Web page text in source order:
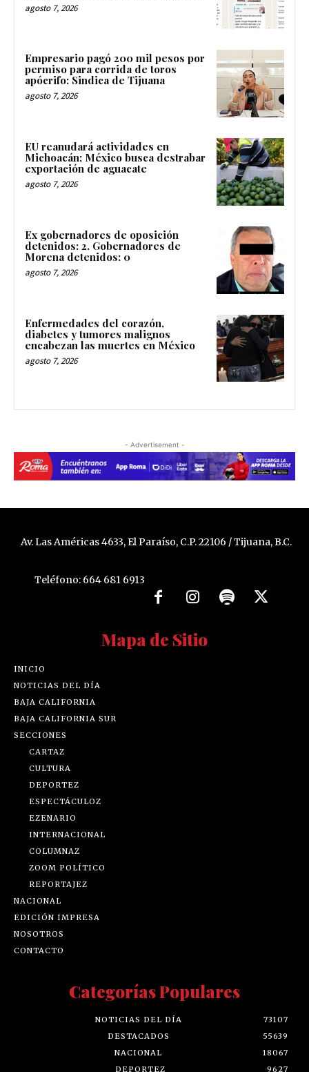
agosto 7, 2026
Empresario pagó 200 mil pesos por
permiso para corrida de toros
apócrifo: Sindica de Tijuana
agosto 7, 2026
EU reanudará actividades en
Michoacán; México busca destrabar
exportación de aguacate
agosto 7, 2026
Ex gobernadores de oposición
detenidos: 2. Gobernadores de
Morena detenidos: 0
agosto 7, 2026
Enfermedades del corazón,
diabetes y tumores malignos
encabezan las muertes en México
agosto 7, 2026
- Advertisement -
Av. Las Américas 4633, El Paraíso, C.P. 22106 / Tijuana, B.C.
Teléfono: 664 681 6913
Mapa de Sitio
INICIO
NOTICIAS DEL DÍA
BAJA CALIFORNIA
BAJA CALIFORNIA SUR
SECCIONES
CARTAZ
CULTURA
DEPORTEZ
ESPECTÁCULOZ
EZENARIO
INTERNACIONAL
COLUMNAZ
ZOOM POLÍTICO
REPORTAJEZ
NACIONAL
EDICIÓN IMPRESA
NOSOTROS
CONTACTO
Categorías Populares
NOTICIAS DEL DÍA
73107
DESTACADOS
55639
NACIONAL
18067
DEPORTEZ
9627